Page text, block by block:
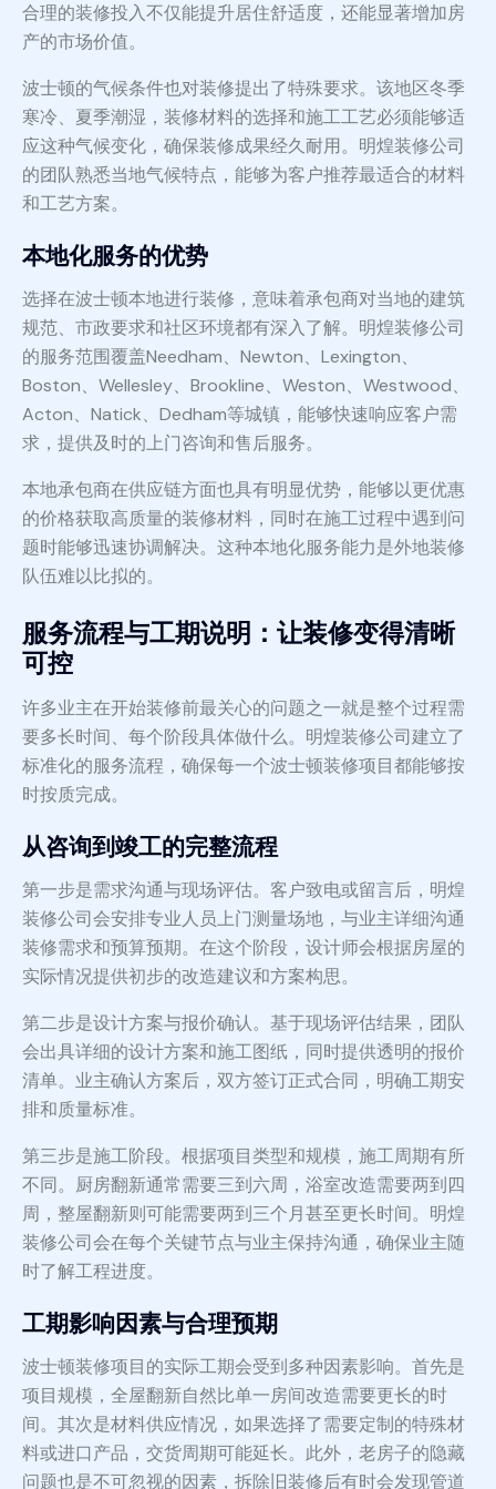
合理的装修投入不仅能提升居住舒适度，还能显著增加房
产的市场价值。
波士顿的气候条件也对装修提出了特殊要求。该地区冬季
寒冷、夏季潮湿，装修材料的选择和施工工艺必须能够适
应这种气候变化，确保装修成果经久耐用。明煌装修公司
的团队熟悉当地气候特点，能够为客户推荐最适合的材料
和工艺方案。
本地化服务的优势
选择在波士顿本地进行装修，意味着承包商对当地的建筑
规范、市政要求和社区环境都有深入了解。明煌装修公司
的服务范围覆盖Needham、Newton、Lexington、
Boston、Wellesley、Brookline、Weston、Westwood、
Acton、Natick、Dedham等城镇，能够快速响应客户需
求，提供及时的上门咨询和售后服务。
本地承包商在供应链方面也具有明显优势，能够以更优惠
的价格获取高质量的装修材料，同时在施工过程中遇到问
题时能够迅速协调解决。这种本地化服务能力是外地装修
队伍难以比拟的。
服务流程与工期说明：让装修变得清晰
可控
许多业主在开始装修前最关心的问题之一就是整个过程需
要多长时间、每个阶段具体做什么。明煌装修公司建立了
标准化的服务流程，确保每一个波士顿装修项目都能够按
时按质完成。
从咨询到竣工的完整流程
第一步是需求沟通与现场评估。客户致电或留言后，明煌
装修公司会安排专业人员上门测量场地，与业主详细沟通
装修需求和预算预期。在这个阶段，设计师会根据房屋的
实际情况提供初步的改造建议和方案构思。
第二步是设计方案与报价确认。基于现场评估结果，团队
会出具详细的设计方案和施工图纸，同时提供透明的报价
清单。业主确认方案后，双方签订正式合同，明确工期安
排和质量标准。
第三步是施工阶段。根据项目类型和规模，施工周期有所
不同。厨房翻新通常需要三到六周，浴室改造需要两到四
周，整屋翻新则可能需要两到三个月甚至更长时间。明煌
装修公司会在每个关键节点与业主保持沟通，确保业主随
时了解工程进度。
工期影响因素与合理预期
波士顿装修项目的实际工期会受到多种因素影响。首先是
项目规模，全屋翻新自然比单一房间改造需要更长的时
间。其次是材料供应情况，如果选择了需要定制的特殊材
料或进口产品，交货周期可能延长。此外，老房子的隐藏
问题也是不可忽视的因素，拆除旧装修后有时会发现管道